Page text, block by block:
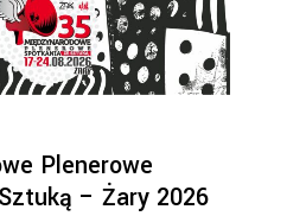
Plenerowe
– Żary 2026